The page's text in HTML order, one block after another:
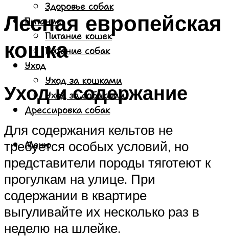
Здоровье собак
Питание
Питание кошек
Питание собак
Уход
Уход за кошками
Уход за собаками
Дрессировка собак
Меню
Лесная европейская
кошка
Уход и содержание
Для содержания кельтов не
требуется особых условий, но
представители породы тяготеют к
прогулкам на улице. При
содержании в квартире
выгуливайте их несколько раз в
неделю на шлейке.